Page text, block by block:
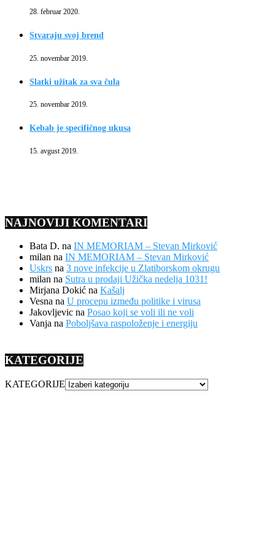
28. februar 2020.
Stvaraju svoj brend
25. novembar 2019.
Slatki užitak za sva čula
25. novembar 2019.
Kebab je specifičnog ukusa
15. avgust 2019.
NAJNOVIJI KOMENTARI
Bata D. na IN MEMORIAM – Stevan Mirković
milan na IN MEMORIAM – Stevan Mirković
Uskrs na 3 nove infekcije u Zlatiborskom okrugu
milan na Sutra u prodaji Užička nedelja 1031!
Mirjana Dokić na Kašalj
Vesna na U procepu između politike i virusa
Jakovljevic na Posao koji se voli ili ne voli
Vanja na Poboljšava raspoloženje i energiju
KATEGORIJE
KATEGORIJE